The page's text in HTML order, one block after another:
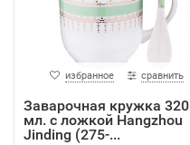
избранное сравнить
Заварочная кружка 320
мл. с ложкой Hangzhou
Jinding (275-...